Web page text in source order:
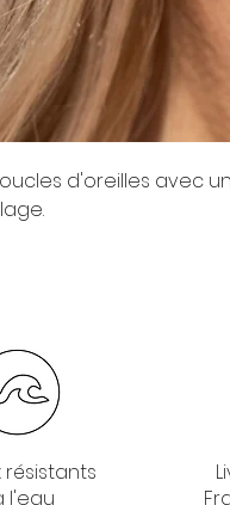
d'oreilles avec
résistants
l'eau